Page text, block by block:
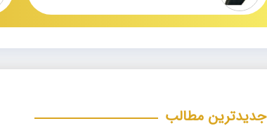
جدیدترین مطالب